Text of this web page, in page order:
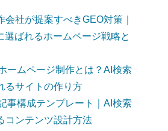
会社が提案すべきGEO対策｜
選ばれるホームページ戦略と
ームページ制作とは？AI検索
るサイトの作り方
事構成テンプレート｜AI検索
コンテンツ設計方法